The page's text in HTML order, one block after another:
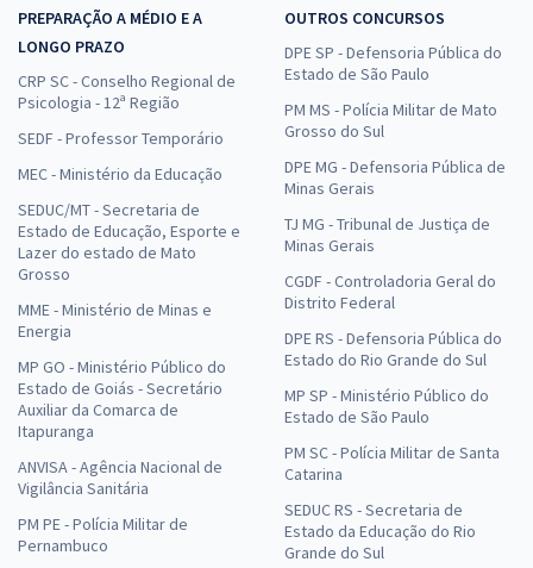
PREPARAÇÃO A MÉDIO E A
LONGO PRAZO
CRP SC - Conselho Regional de
Psicologia - 12ª Região
SEDF - Professor Temporário
MEC - Ministério da Educação
SEDUC/MT - Secretaria de
Estado de Educação, Esporte e
Lazer do estado de Mato
Grosso
MME - Ministério de Minas e
Energia
MP GO - Ministério Público do
Estado de Goiás - Secretário
Auxiliar da Comarca de
Itapuranga
ANVISA - Agência Nacional de
Vigilância Sanitária
PM PE - Polícia Militar de
Pernambuco
OUTROS CONCURSOS
DPE SP - Defensoria Pública do
Estado de São Paulo
PM MS - Polícia Militar de Mato
Grosso do Sul
DPE MG - Defensoria Pública de
Minas Gerais
TJ MG - Tribunal de Justiça de
Minas Gerais
CGDF - Controladoria Geral do
Distrito Federal
DPE RS - Defensoria Pública do
Estado do Rio Grande do Sul
MP SP - Ministério Público do
Estado de São Paulo
PM SC - Polícia Militar de Santa
Catarina
SEDUC RS - Secretaria de
Estado da Educação do Rio
Grande do Sul